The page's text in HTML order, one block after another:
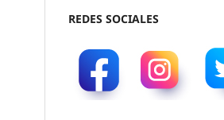
REDES SOCIALES